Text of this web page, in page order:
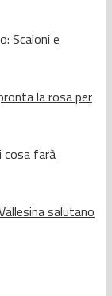
Scaloni e
la rosa per
farà
salutano